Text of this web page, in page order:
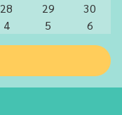
28 29
30
4 5 6